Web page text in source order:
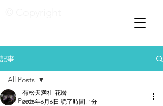
記事
All Posts
All Posts
有松天満社 花暦
2025年6月6日 読了時間: 1分